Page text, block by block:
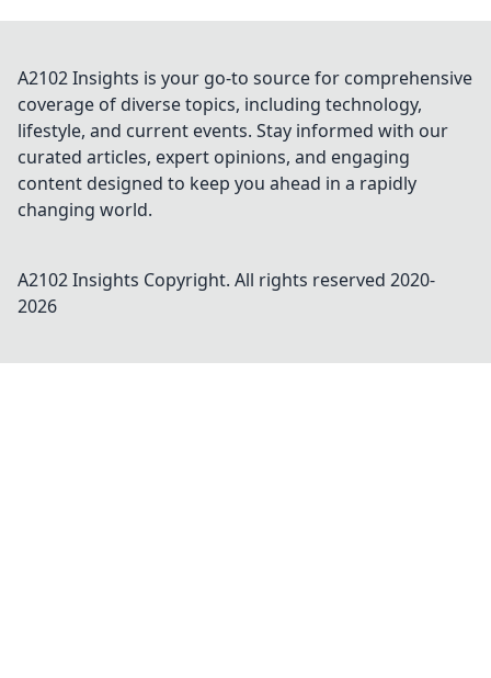
A2102 Insights is your go-to source for comprehensive
coverage of diverse topics, including technology,
lifestyle, and current events. Stay informed with our
curated articles, expert opinions, and engaging
content designed to keep you ahead in a rapidly
changing world.
A2102 Insights Copyright. All rights reserved 2020-
2026